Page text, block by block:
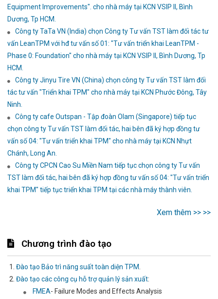
Equipment Improvements". cho nhà máy tại KCN VSIP II, Bình
Dương, Tp HCM.
Công ty TaTa VN (India) chọn Công ty Tư vấn TST làm đối tác tư
vấn LeanTPM với hđ tư vấn số 01: "Tư vấn triển khai LeanTPM -
Phase 0: Foundation" cho nhà máy tại KCN VSIP II, Bình Dương, Tp
HCM.
Công ty Jinyu Tire VN (China) chọn công ty Tư vấn TST làm đối
tác tư vấn "Triển khai TPM" cho nhà máy tại KCN Phước Đông, Tây
Ninh.
Công ty cafe Outspan - Tập đoàn Olam (Singapore) tiếp tục
chọn công ty Tư vấn TST làm đối tác, hai bên đã ký hợp đồng tư
vấn số 04: "Tư vấn triển khai TPM" cho nhà máy tại KCN Nhựt
Chánh, Long An.
Công ty CPCN Cao Su Miền Nam tiếp tục chọn công ty Tư vấn
TST làm đối tác, hai bên đã ký hợp đồng tư vấn số 04: "Tư vấn triển
khai TPM" tiếp tục triển khai TPM tại các nhà máy thành viên.
Xem thêm >> >>
Chương trình đào tạo
Đào tạo Bảo trì năng suất toàn diện TPM
Đào tạo các công cụ hỗ trợ quản lý sản xuất:
FMEA- Failure Modes and Effects Analysis